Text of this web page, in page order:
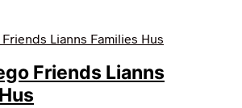
Friends Lianns